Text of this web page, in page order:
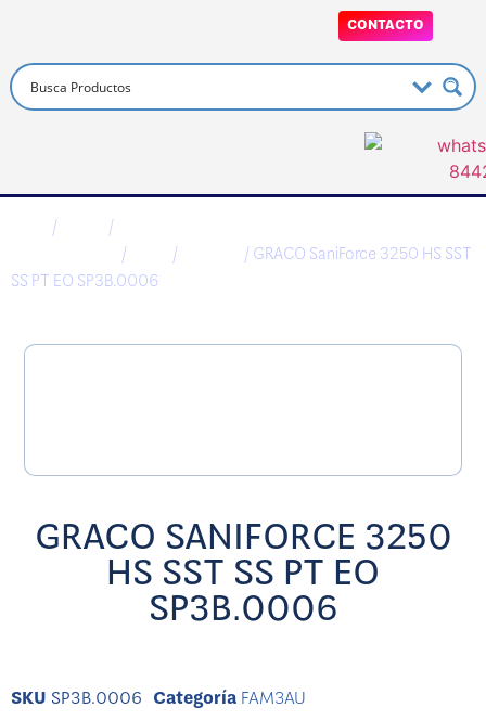
CONTACTO
/ /
/ /
/ GRACO SaniForce 3250 HS SST
SS PT EO SP3B.0006
GRACO SANIFORCE 3250
HS SST SS PT EO
SP3B.0006
SKU SP3B.0006 Categoría FAM3AU